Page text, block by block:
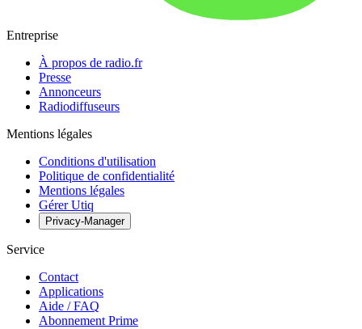
Entreprise
À propos de radio.fr
Presse
Annonceurs
Radiodiffuseurs
Mentions légales
Conditions d'utilisation
Politique de confidentialité
Mentions légales
Gérer Utiq
Privacy-Manager
Service
Contact
Applications
Aide / FAQ
Abonnement Prime